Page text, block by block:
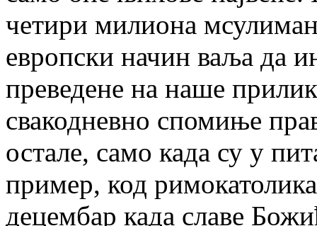
четири милиона
европски начин ваља да
преведене на наше
свакодневно спомиње
остале, само када су у
пример, код
децембар када славе